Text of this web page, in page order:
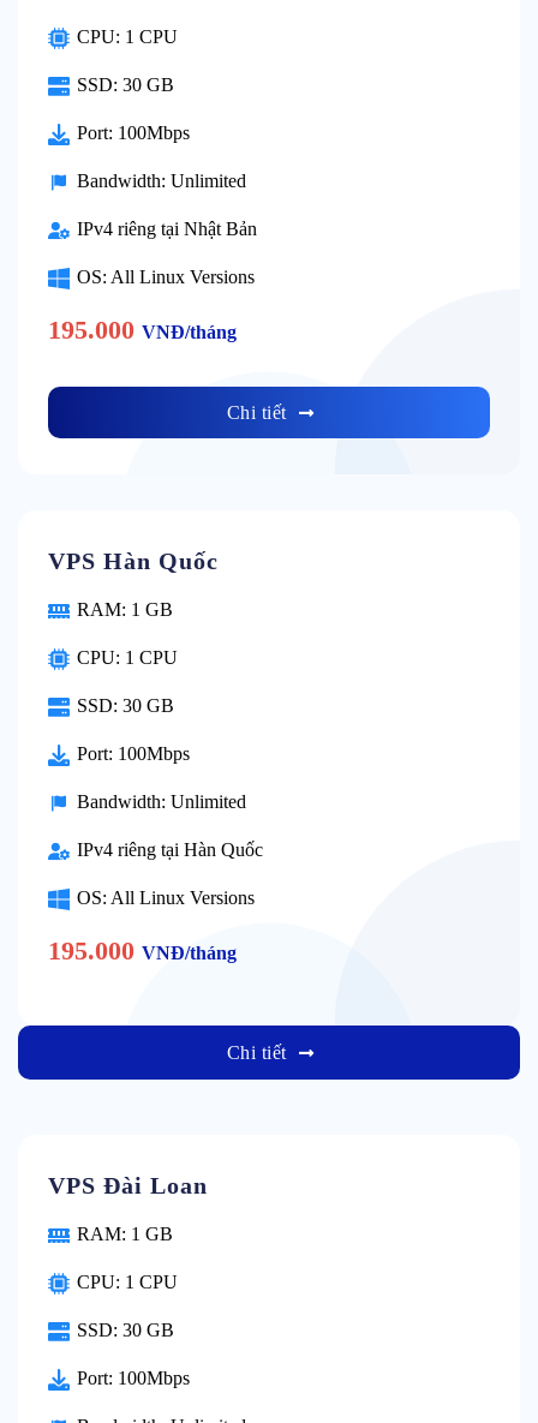
CPU: 1 CPU
SSD: 30 GB
Port: 100Mbps
Bandwidth: Unlimited
IPv4 riêng tại Nhật Bản
OS: All Linux Versions
195.000 VNĐ/tháng
Chi tiết
VPS Hàn Quốc
RAM: 1 GB
CPU: 1 CPU
SSD: 30 GB
Port: 100Mbps
Bandwidth: Unlimited
IPv4 riêng tại Hàn Quốc
OS: All Linux Versions
195.000 VNĐ/tháng
Chi tiết
VPS Đài Loan
RAM: 1 GB
CPU: 1 CPU
SSD: 30 GB
Port: 100Mbps